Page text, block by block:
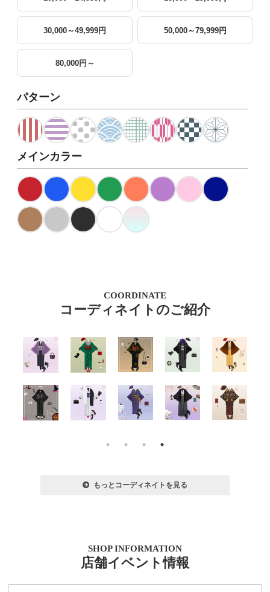
30,000～49,999円 50,000～79,999円
80,000円～
パターン
メインカラー
COORDINATE
コーディネイトのご紹介
もっとコーディネイトを見る
SHOP INFORMATION
店舗イベント情報